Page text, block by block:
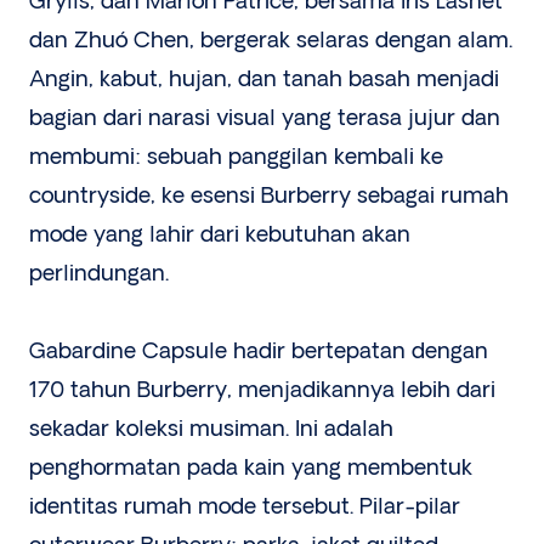
dan Zhuó Chen, bergerak selaras dengan alam.
Angin, kabut, hujan, dan tanah basah menjadi
bagian dari narasi visual yang terasa jujur dan
membumi: sebuah panggilan kembali ke
countryside, ke esensi Burberry sebagai rumah
mode yang lahir dari kebutuhan akan
perlindungan.
Gabardine Capsule hadir bertepatan dengan
170 tahun Burberry, menjadikannya lebih dari
sekadar koleksi musiman. Ini adalah
penghormatan pada kain yang membentuk
identitas rumah mode tersebut. Pilar-pilar